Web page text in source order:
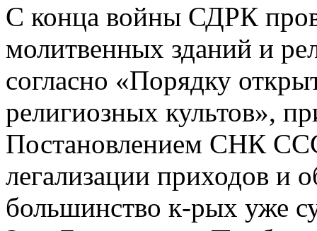
С конца войны СДРК
молитвенных зданий и
согласно «Порядку
религиозных культов»,
Постановлением СНК
легализации приходов и
большинство к-рых уже